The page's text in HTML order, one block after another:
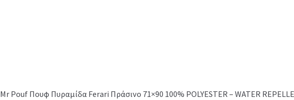
Mr Pouf Πουφ Πυραμίδα Ferari Πράσινο 71×90 100% POLYESTER – WATER